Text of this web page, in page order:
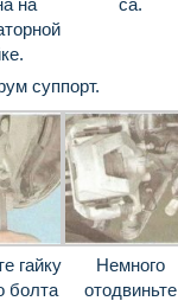
на
са.
суппорт.
гайку
болта
Немного
отодвиньте